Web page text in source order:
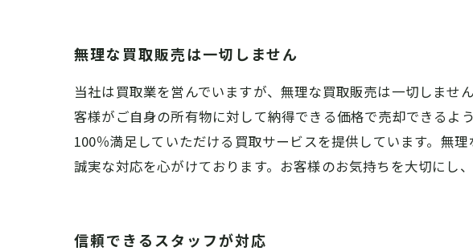
無理な買取販売は一切しません
当社は買取業を営んでいますが、無理な買取販売は一切しま
客様がご自身の所有物に対して納得できる価格で売却できるよ
100％満足していただける買取サービスを提供しています。無
誠実な対応を心がけております。お客様のお気持ちを大切にし
信頼できるスタッフが対応